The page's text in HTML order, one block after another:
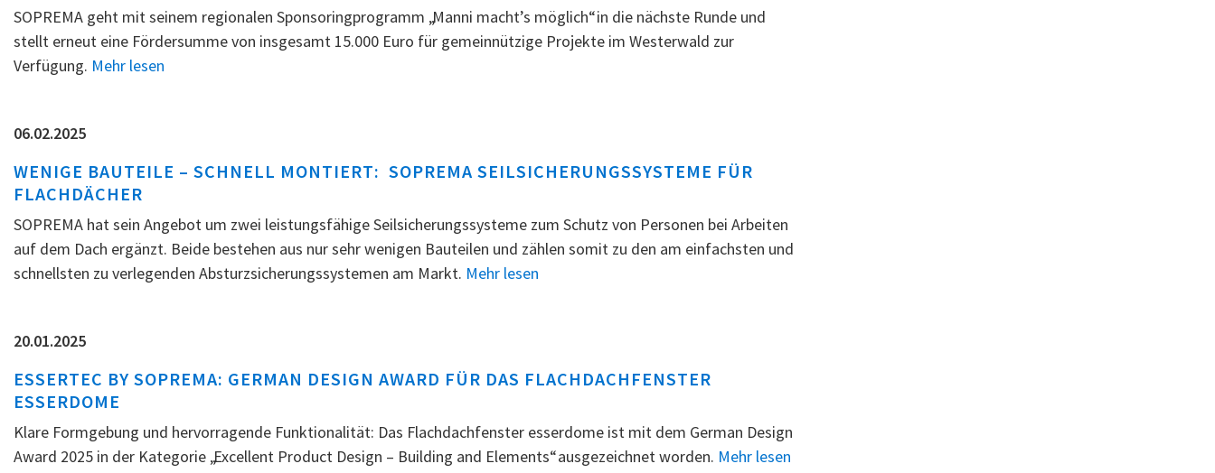
SOPREMA geht mit seinem regionalen Sponsoringprogramm „Manni macht’s möglich“ in die nächste Runde und
stellt erneut eine Fördersumme von insgesamt 15.000 Euro für gemeinnützige Projekte im Westerwald zur
Verfügung. Mehr lesen
06.02.2025
WENIGE BAUTEILE – SCHNELL MONTIERT: SOPREMA SEILSICHERUNGSSYSTEME FÜR
FLACHDÄCHER
SOPREMA hat sein Angebot um zwei leistungsfähige Seilsicherungssysteme zum Schutz von Personen bei Arbeiten
auf dem Dach ergänzt. Beide bestehen aus nur sehr wenigen Bauteilen und zählen somit zu den am einfachsten und
schnellsten zu verlegenden Absturzsicherungssystemen am Markt. Mehr lesen
20.01.2025
ESSERTEC BY SOPREMA: GERMAN DESIGN AWARD FÜR DAS FLACHDACHFENSTER
ESSERDOME
Klare Formgebung und hervorragende Funktionalität: Das Flachdachfenster esserdome ist mit dem German Design
Award 2025 in der Kategorie „Excellent Product Design – Building and Elements“ ausgezeichnet worden. Mehr lesen